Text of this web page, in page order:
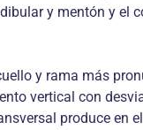
y mentón y el
y rama más
vertical con
produce en